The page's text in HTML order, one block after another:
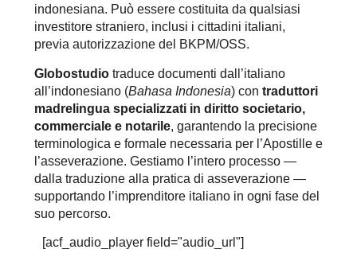
indonesiana. Può essere costituita da qualsiasi
investitore straniero, inclusi i cittadini italiani,
previa autorizzazione del BKPM/OSS.
Globostudiotraduce documenti dall’italiano
all’indonesiano (Bahasa Indonesia) con traduttori
madrelingua specializzati in diritto societario,
commerciale e notarile, garantendo la precisione
terminologica e formale necessaria per l’Apostille e
l’asseverazione. Gestiamo l’intero processo —
dalla traduzione alla pratica di asseverazione —
supportando l’imprenditore italiano in ogni fase del
suo percorso.
[acf_audio_player field="audio_url"]